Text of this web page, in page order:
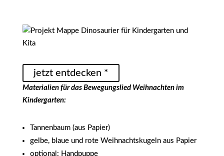
jetzt entdecken *
Materialien für das Bewegungslied Weihnachten im
Kindergarten:
Tannenbaum (aus Papier)
gelbe, blaue und rote Weihnachtskugeln aus Papier
optional: Handpuppe